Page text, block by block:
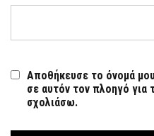
Αποθήκευσε το όνομά
σε αυτόν τον πλοηγό
σχολιάσω.